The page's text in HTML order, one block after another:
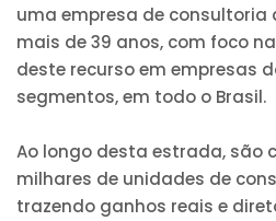
uma empresa de consultoria
mais de 39 anos, com foco
deste recurso em empresas
segmentos, em todo o Brasil.
Ao longo desta estrada, são
milhares de unidades de
trazendo ganhos reais e